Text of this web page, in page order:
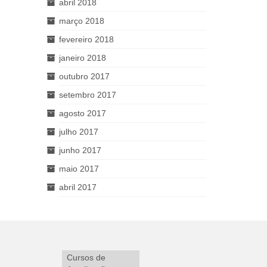
abril 2018
março 2018
fevereiro 2018
janeiro 2018
outubro 2017
setembro 2017
agosto 2017
julho 2017
junho 2017
maio 2017
abril 2017
Cursos de